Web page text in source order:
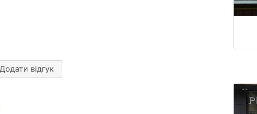
Додати відгук